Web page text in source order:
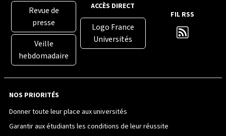
Revue de
presse
Veille
hebdomadaire
ACCÈS DIRECT
Logo France
Universités
FIL RSS
NOS PRIORITÉS
Donner toute leur place aux universités
Garantir aux étudiants les conditions de leur réussite